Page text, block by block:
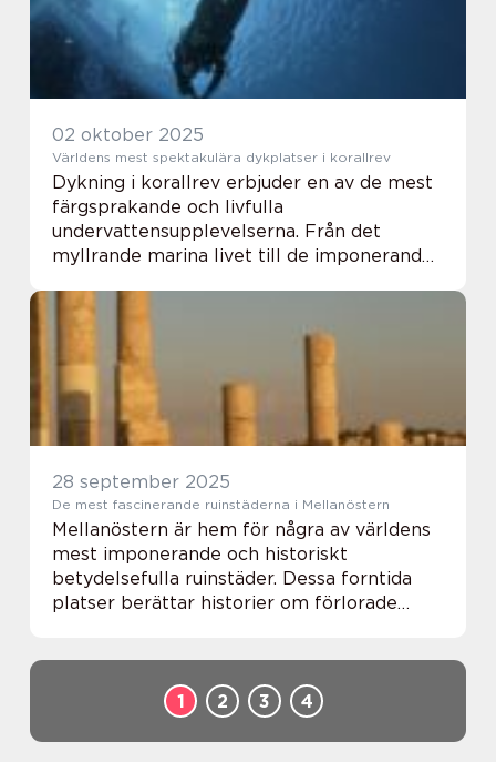
02 oktober 2025
Världens mest spektakulära dykplatser i korallrev
Dykning i korallrev erbjuder en av de mest
färgsprakande och livfulla
undervattensupplevelserna. Från det
myllrande marina livet till de imponerande
ekosystem dykare från hela världen. Men
med m...
28 september 2025
De mest fascinerande ruinstäderna i Mellanöstern
Mellanöstern är hem för några av världens
mest imponerande och historiskt
betydelsefulla ruinstäder. Dessa forntida
platser berättar historier om förlorade
1 2 3 4